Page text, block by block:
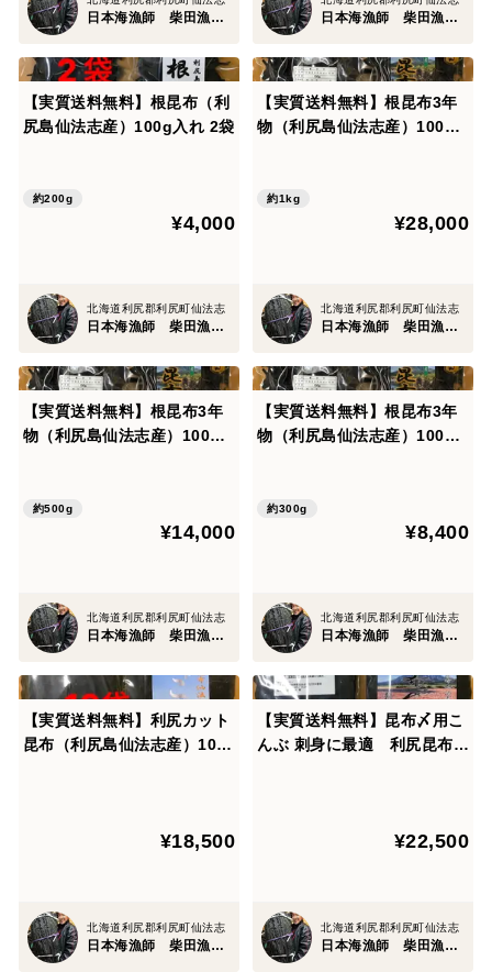
日本海漁師 柴田漁業部 日本海漁師 柴田漁業部
【実質送料無料】根昆布（利
尻島仙法志産）100g入れ 2袋
約200g
¥4,000
北海道利尻郡利尻町仙法志
日本海漁師 柴田漁業部
【実質送料無料】根昆布3年
物（利尻島仙法志産）100g
約1kg
¥28,000
北海道利尻郡利尻町仙法志
日本海漁師 柴田漁業部
【実質送料無料】根昆布3年
物（利尻島仙法志産）100g
約500g
¥14,000
北海道利尻郡利尻町仙法志
日本海漁師 柴田漁業部
【実質送料無料】根昆布3年
物（利尻島仙法志産）100g
約300g
¥8,400
北海道利尻郡利尻町仙法志
日本海漁師 柴田漁業部
【実質送料無料】利尻カット
昆布（利尻島仙法志産）100
¥18,500
北海道利尻郡利尻町仙法志
日本海漁師 柴田漁業部
【実質送料無料】昆布〆用こ
んぶ 刺身に最適 利尻昆布
¥22,500
北海道利尻郡利尻町仙法志
日本海漁師 柴田漁業部